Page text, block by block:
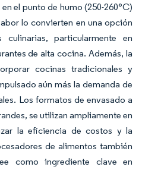
el punto de humo (250-260°C)
lo convierten en una opción
culinarias, particularmente en
de alta cocina. Además, la
cocinas tradicionales y
aún más la demanda de
Los formatos de envasado a
se utilizan ampliamente en
la eficiencia de costos y la
de alimentos también
como ingrediente clave en